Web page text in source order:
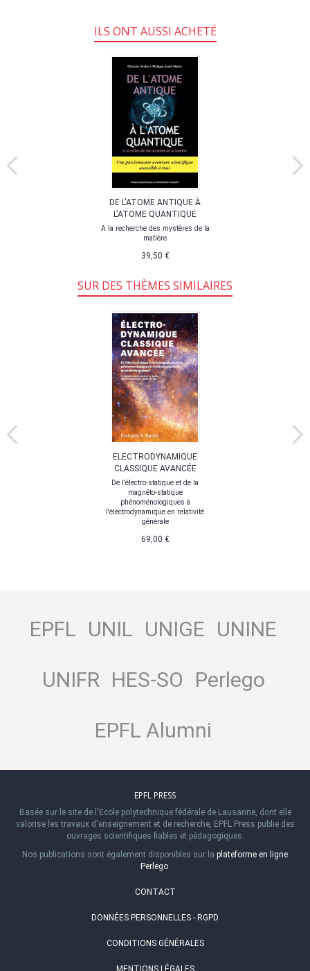
ILS ONT AUSSI ACHETÉ
DE L'ATOME ANTIQUE À
L'ATOME QUANTIQUE
A la recherche des mystères de la
matière
39,50 €
SUR DES THÈMES SIMILAIRES
ELECTRODYNAMIQUE
CLASSIQUE AVANCÉE
De l'électro-statique et de la
magnéto-statique
phénoménologiques à
l'électrodynamique en relativité
générale
69,00 €
EPFL UNIL UNIGE UNINE
UNIFR HES-SO Perlego
EPFL Alumni
EPFL PRESS
Basée sur le site de l'Ecole polytechnique fédérale de Lausanne, dont elle
valorise les travaux d'enseignement et de recherche, EPFL Press publie des
ouvrages scientifiques fiables et pédagogiques.
Nos publications sont également disponibles sur la plateforme en ligne
Perlego.
CONTACT
DONNÉES PERSONNELLES - RGPD
CONDITIONS GÉNÉRALES